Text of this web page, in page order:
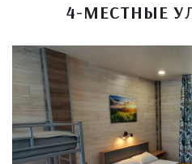
4-МЕСТНЫЕ